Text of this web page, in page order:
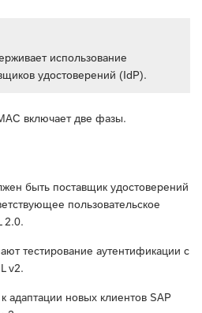
использование
удостоверений (IdP).
включает две фазы.
быть поставщик удостоверений
пользовательское
2.0.
тестирование аутентификации с
v2.
к адаптации новых клиентов SAP